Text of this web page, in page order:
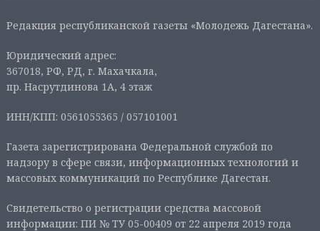
Редакция республиканской газеты «Молодежь Дагестана».
Юридический адрес:
367018, РФ, РД, г. Махачкала,
пр. Насрутдинова 1А, 4 этаж
ИНН/КПП: 0561055365 / 057101001
Газета зарегистрирована Федеральной службой по
надзору в сфере связи, информационных технологий и
массовых коммуникаций по Республике Дагестан.
Свидетельство о регистрации средства массовой
информации: ПИ № ТУ 05-00409 от 22 апреля 2019 года